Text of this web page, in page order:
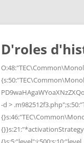
Skip
D'roles
-d >